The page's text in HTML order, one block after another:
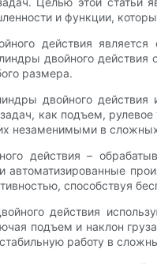
и функции,
действия
двойного
размера.
двойного
как подъем,
незаменимыми в
действия –
способствуя
действия
подъем и наклон
работу в